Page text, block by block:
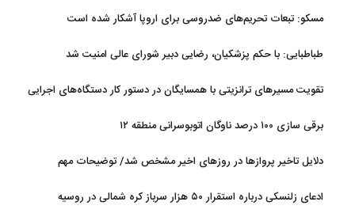
مسکو: تبعات تحریم‌های ضدروسی برای اروپا آشکار شده است
طباطبایی: با حکم پزشکیان، رضایی دبیر شورای عالی امنیت شد
تقویت مسیرهای ترانزیتی با همسایگان در دستور کار دستگاه‌های اجرایی
برقی سازی ۱۰۰ درصد ناوگان اتوبوسرانی منطقه ۱۲
دلایل تاخیر پروازها در روزهای اخیر مشخص شد/ توضیحات مهم
ادعای زلنسکی درباره استقرار ۵۰ هزار سرباز کره شمالی در روسیه